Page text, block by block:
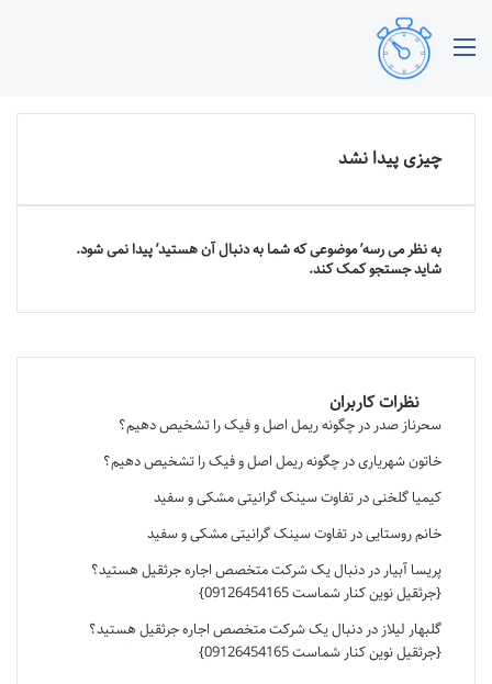
چیزی پیدا نشد
به نظر می رسه’ موضوعی که شما به دنبال آن هستید’ پیدا نمی شود.
شاید جستجو کمک کند.
نظرات کاربران
سحرناز صدر در چگونه ریمل اصل و فیک را تشخیص دهیم؟
خاتون شهریاریدر چگونه ریمل اصل و فیک را تشخیص دهیم؟
کیمیا گلخنیدر تفاوت سینک گرانیتی مشکی و سفید
خانم روستاییدر تفاوت سینک گرانیتی مشکی و سفید
پریسا آبیار در دنبال یک شرکت متخصص اجاره جرثقیل هستید؟
{جرثقیل نوین کنار شماست 09126454165}
گلبهار لیلاز در دنبال یک شرکت متخصص اجاره جرثقیل هستید؟
{جرثقیل نوین کنار شماست 09126454165}